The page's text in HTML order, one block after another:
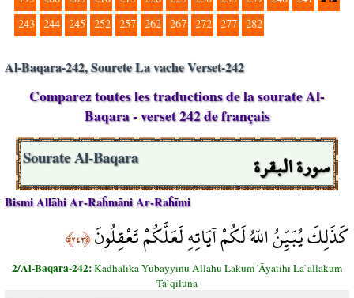
243 244 245 252 257 262 267 272 277 282
Al-Baqara-242, Sourete La vache Verset-242
Comparez toutes les traductions de la sourate Al-
Baqara - verset 242 de français
سورة البقرة Sourate Al-Baqara
Bismi Allāhi Ar-Raĥmāni Ar-Raĥīmi
كَذَلِكَ يُبَيِّنُ اللّهُ لَكُمْ آيَاتِهِ لَعَلَّكُمْ تَعْقِلُونَ﴿٢٤٢﴾
2/Al-Baqara-242:Kadhālika Yubayyinu Allāhu Lakum 'Āyātihi La`allakum
Ta`qilūna